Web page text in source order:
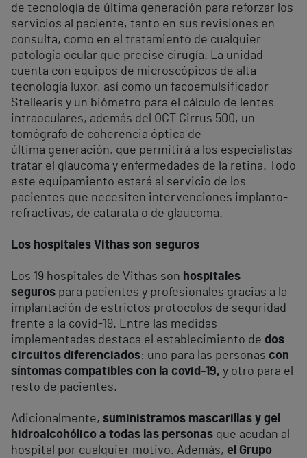
de tecnología de última generación para reforzar los
servicios al paciente, tanto en sus revisiones en
consulta, como en el tratamiento de cualquier
patología ocular que precise cirugía. La unidad
cuenta con equipos de microscópicos de alta
tecnología luxor, así como un facoemulsificador
Stellearis y un biómetro para el cálculo de lentes
intraoculares, además del OCT Cirrus 500, un
tomógrafo de coherencia óptica de
última generación, que permitirá a los especialistas
tratar el glaucoma y enfermedades de la retina. Todo
este equipamiento estará al servicio de los
pacientes que necesiten intervenciones implanto-
refractivas, de catarata o de glaucoma.
Los hospitales Vithas son seguros
Los 19 hospitales de Vithas son hospitales
seguros para pacientes y profesionales gracias a la
implantación de estrictos protocolos de seguridad
frente a la covid-19. Entre las medidas
implementadas destaca el establecimiento de dos
circuitos diferenciados: uno para las personas con
síntomas compatibles con la covid-19, y otro para el
resto de pacientes.
Adicionalmente, suministramos mascarillas y gel
hidroalcohólico a todas las personas que acudan al
hospital por cualquier motivo. Además, el Grupo